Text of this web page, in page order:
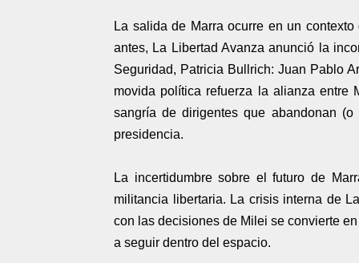
La salida de Marra ocurre en un
antes, La Libertad Avanza anunció la
Seguridad, Patricia Bullrich: Juan Pablo
movida política refuerza la alianza entre
sangría de dirigentes que abandonan
presidencia.
La incertidumbre sobre el futuro de
militancia libertaria. La crisis interna de
con las decisiones de Milei se convierte
a seguir dentro del espacio.